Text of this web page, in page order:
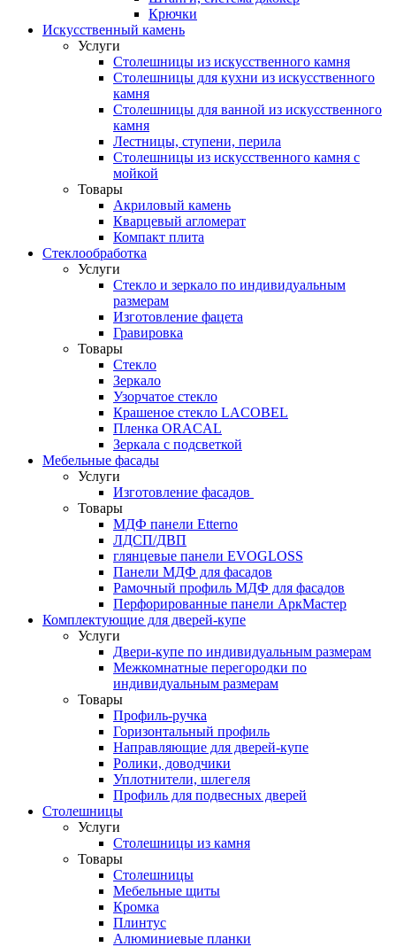
Крючки
Искусственный камень
Услуги
Столешницы из искусственного камня
Столешницы для кухни из искусственного
камня
Столешницы для ванной из искусственного
камня
Лестницы, ступени, перила
Столешницы из искусственного камня с
мойкой
Товары
Акриловый камень
Кварцевый агломерат
Компакт плита
Стеклообработка
Услуги
Стекло и зеркало по индивидуальным
размерам
Изготовление фацета
Гравировка
Товары
Стекло
Зеркало
Узорчатое стекло
Крашеное стекло LACOBEL
Пленка ORACAL
Зеркала с подсветкой
Мебельные фасады
Услуги
Изготовление фасадов
Товары
МДФ панели Etterno
ЛДСП/ДВП
глянцевые панели EVOGLOSS
Панели МДФ для фасадов
Рамочный профиль МДФ для фасадов
Перфорированные панели АркМастер
Комплектующие для дверей-купе
Услуги
Двери-купе по индивидуальным размерам
Межкомнатные перегородки по
индивидуальным размерам
Товары
Профиль-ручка
Горизонтальный профиль
Направляющие для дверей-купе
Ролики, доводчики
Уплотнители, шлегеля
Профиль для подвесных дверей
Столешницы
Услуги
Столешницы из камня
Товары
Столешницы
Мебельные щиты
Кромка
Плинтус
Алюминиевые планки